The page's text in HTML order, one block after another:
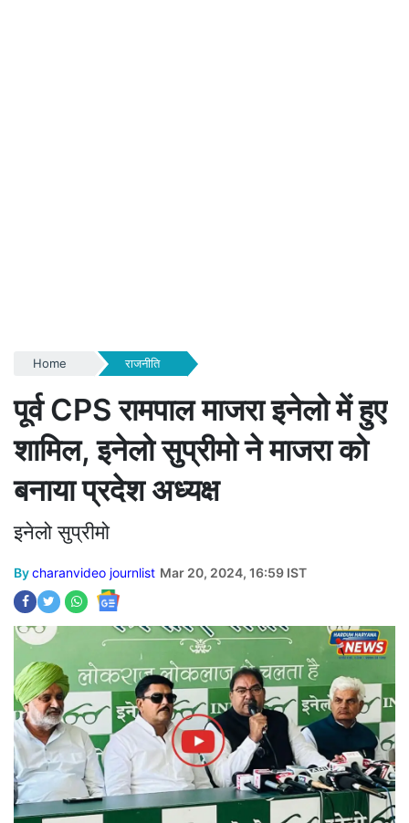
Home राजनीति
पूर्व CPS रामपाल माजरा इनेलो में हुए
शामिल, इनेलो सुप्रीमो ने माजरा को
बनाया प्रदेश अध्यक्ष
इनेलो सुप्रीमो
Bycharanvideo journlist Mar 20, 2024, 16:59 IST